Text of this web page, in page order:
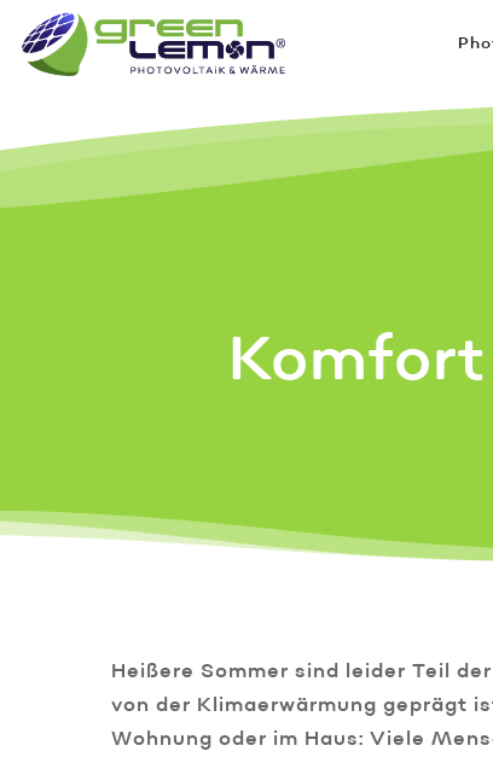
Heißere Sommer sind leider Teil
von der Klimaerwärmung geprägt
Wohnung oder im Haus: Viele